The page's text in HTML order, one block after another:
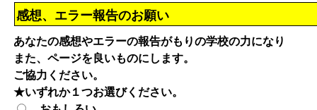
感想、エラー報告のお願い
あなたの感想やエラーの報告がもりの学校の力になり
また、ページを良いものにします。
ご協力ください。
★いずれか１つお選びください。